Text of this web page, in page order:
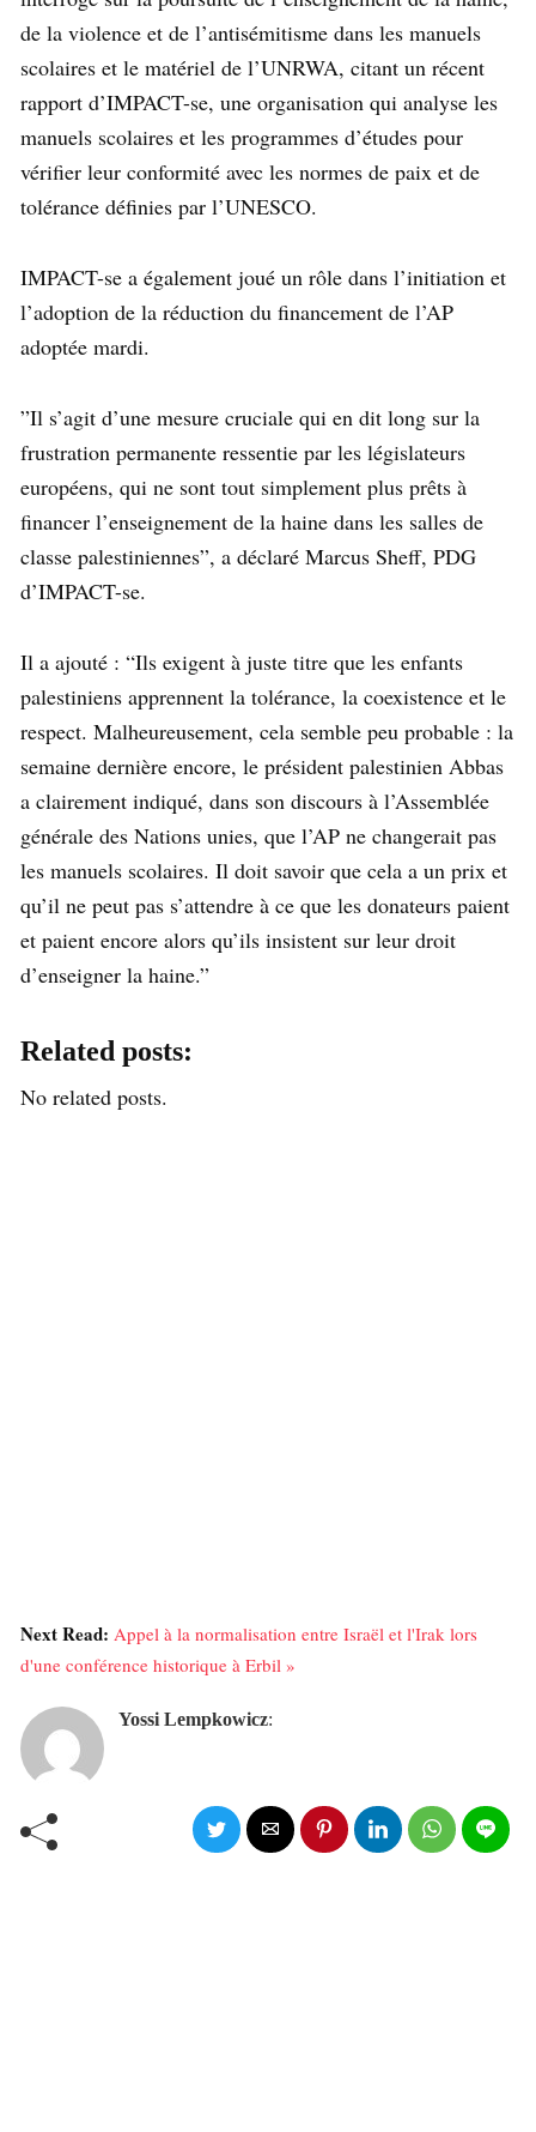
de la violence et de l’antisémitisme dans les manuels
scolaires et le matériel de l’UNRWA, citant un récent
rapport d’IMPACT-se, une organisation qui analyse les
manuels scolaires et les programmes d’études pour
vérifier leur conformité avec les normes de paix et de
tolérance définies par l’UNESCO.
IMPACT-se a également joué un rôle dans l’initiation et
l’adoption de la réduction du financement de l’AP
adoptée mardi.
”Il s’agit d’une mesure cruciale qui en dit long sur la
frustration permanente ressentie par les législateurs
européens, qui ne sont tout simplement plus prêts à
financer l’enseignement de la haine dans les salles de
classe palestiniennes”, a déclaré Marcus Sheff, PDG
d’IMPACT-se.
Il a ajouté : “Ils exigent à juste titre que les enfants
palestiniens apprennent la tolérance, la coexistence et le
respect. Malheureusement, cela semble peu probable : la
semaine dernière encore, le président palestinien Abbas
a clairement indiqué, dans son discours à l’Assemblée
générale des Nations unies, que l’AP ne changerait pas
les manuels scolaires. Il doit savoir que cela a un prix et
qu’il ne peut pas s’attendre à ce que les donateurs paient
et paient encore alors qu’ils insistent sur leur droit
d’enseigner la haine.”
Related posts:
No related posts.
Next Read: Appel à la normalisation entre Israël et l'Irak lors
d'une conférence historique à Erbil »
Yossi Lempkowicz: